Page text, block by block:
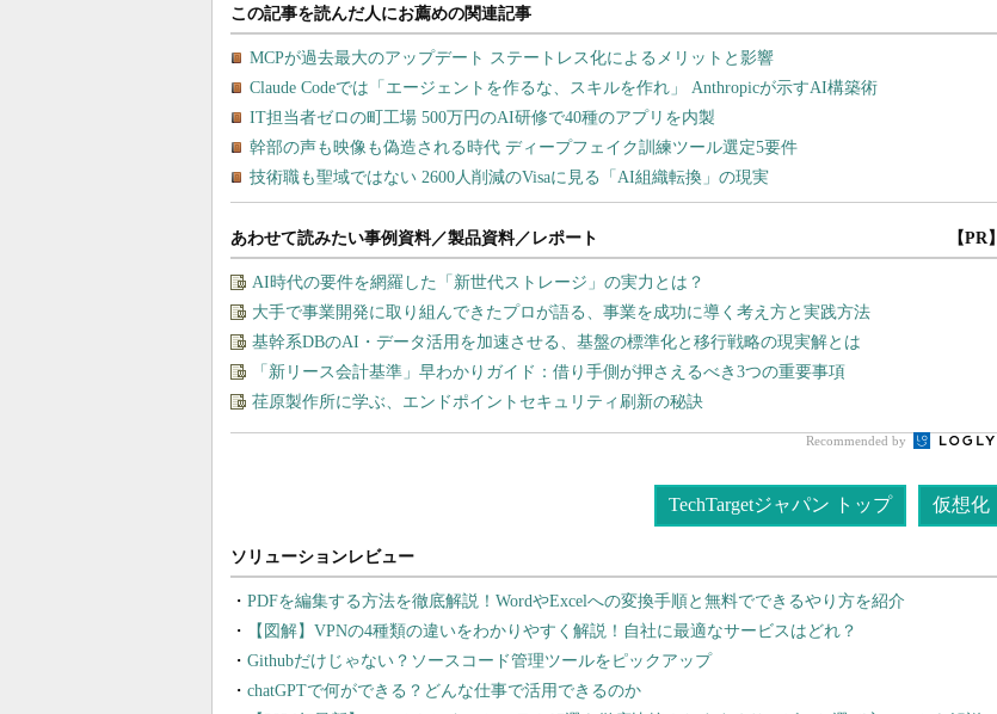
あわせて読みたい事例資料／製品資料／レポート 【PR】
AI時代の要件を網羅した「新世代ストレージ」の実力とは？
大手で事業開発に取り組んできたプロが語る、事業を成功に導く考え方と実践方法
基幹系DBのAI・データ活用を加速させる、基盤の標準化と移行戦略の現実解とは
「新リース会計基準」早わかりガイド：借り手側が押さえるべき3つの重要事項
荏原製作所に学ぶ、エンドポイントセキュリティ刷新の秘訣
Recommended by
TechTargetジャパン トップ 仮想化
PDFを編集する方法を徹底解説！WordやExcelへの変換手順と無料でできるやり方を紹介
【図解】VPNの4種類の違いをわかりやすく解説！自社に最適なサービスはどれ？
Githubだけじゃない？ソースコード管理ツールをピックアップ
chatGPTで何ができる？どんな仕事で活用できるのか